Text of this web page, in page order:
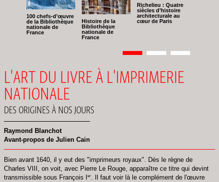
100 chefs-d’œuvre
de la Bibliothèque
nationale de
France
Histoire de la
Bibliothèque
nationale de
France
Richelieu : Quatre
siècles d’histoire
architecturale au
cœur de Paris
Pagination
Page
1 Page
2 Page
3
L'ART DU LIVRE À L'IMPRIMERIE
NATIONALE
DES ORIGINES À NOS JOURS
Raymond Blanchot
Avant-propos de Julien Cain
Bien avant 1640, il y eut des "imprimeurs royaux". Dès le règne de
Charles VIII, on voit, avec Pierre Le Rouge, apparaître ce titre qui devint
transmissible sous François I
er. Il faut voir là le complément de l'œuvre